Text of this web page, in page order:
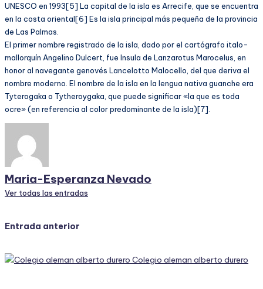
UNESCO en 1993[5] La capital de la isla es Arrecife, que se encuentra
en la costa oriental[6] Es la isla principal más pequeña de la provincia
de Las Palmas.
El primer nombre registrado de la isla, dado por el cartógrafo italo-
mallorquín Angelino Dulcert, fue Insula de Lanzarotus Marocelus, en
honor al navegante genovés Lancelotto Malocello, del que deriva el
nombre moderno. El nombre de la isla en la lengua nativa guanche era
Tyterogaka o Tytheroygaka, que puede significar «la que es toda
ocre» (en referencia al color predominante de la isla)[7].
Maria-Esperanza Nevado
Ver todas las entradas
Navegación
de
Entrada anterior
Colegio aleman alberto durero